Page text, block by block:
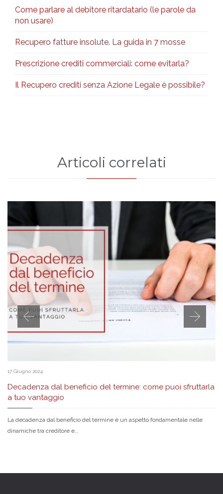
Come parlare al debitore ritardatario (le parole da
non usare)
Recupero fatture insolute. La guida in 7 mosse
Prescrizione crediti commerciali: come evitarla?
Il Recupero crediti senza Azione Legale è possibile?
Articoli correlati
17 Giugno 2024
Decadenza dal beneficio del termine: come puoi sfruttarla
a tuo vantaggio
La decadenza dal beneficio del termine è un aspetto fondamentale nelle
dinamiche tra creditore e…